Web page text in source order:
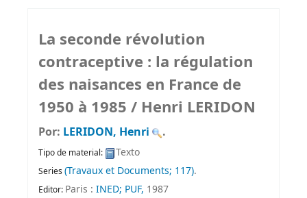
La seconde révolution
contraceptive : la régulation
des naisances en France de
1950 à 1985 / Henri LERIDON
Por: LERIDON, Henri .
Tipo de material: Texto
Series (Travaux et Documents; 117).
Editor: Paris : INED; PUF, 1987